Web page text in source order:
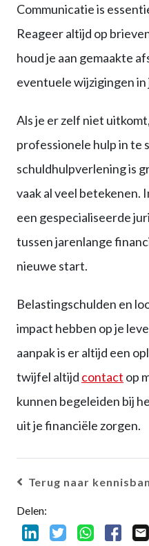
Communicatie is
Reageer altijd op
houd je aan gemaakte
eventuele wijzigingen
Als je er zelf niet
professionele hulp in te
schuldhulpverlening is
vaak al veel betekenen.
een gespecialiseerde
tussen jarenlange
nieuwe start.
Belastingschulden en
impact hebben op je
aanpak is er altijd een
twijfel altijd contact op
kunnen begeleiden bij
uit je financiële zorgen.
Terug naar
Delen: